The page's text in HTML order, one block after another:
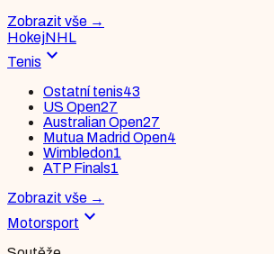
Zobrazit vše →
HokejNHL
Tenis expand_more
Ostatní tenis43
US Open27
Australian Open27
Mutua Madrid Open4
Wimbledon1
ATP Finals1
Zobrazit vše →
Motorsport expand_more